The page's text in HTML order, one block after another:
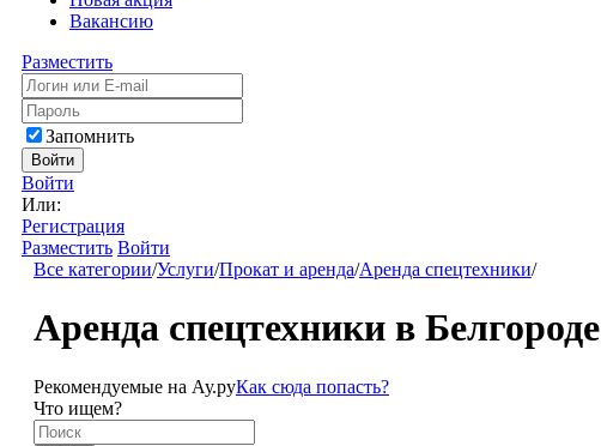
Вакансию
Разместить
Запомнить
Войти
Войти
Или:
Регистрация
Разместить Войти
Все категории/Услуги/Прокат и аренда/Аренда спецтехники/
Аренда спецтехники в Белгороде
Рекомендуемые на Ау.руКак сюда попасть?
Что ищем?